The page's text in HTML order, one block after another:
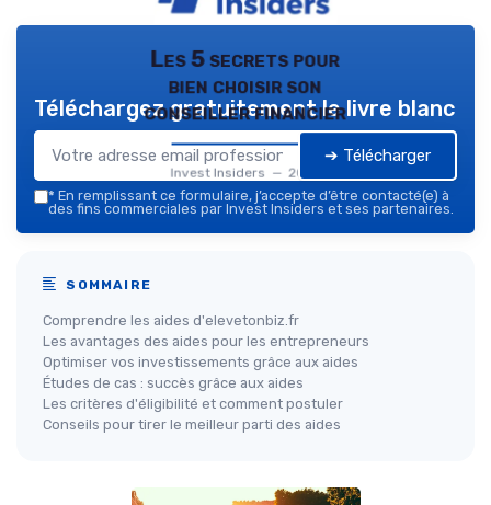
Les 5 secrets pour
bien choisir son
conseiller financier
Invest Insiders — 2026
Téléchargez gratuitement le livre blanc
➔ Télécharger
* En remplissant ce formulaire, j’accepte d’être contacté(e) à
des fins commerciales par Invest Insiders et ses partenaires.
SOMMAIRE
Comprendre les aides d'elevetonbiz.fr
Les avantages des aides pour les entrepreneurs
Optimiser vos investissements grâce aux aides
Études de cas : succès grâce aux aides
Les critères d'éligibilité et comment postuler
Conseils pour tirer le meilleur parti des aides